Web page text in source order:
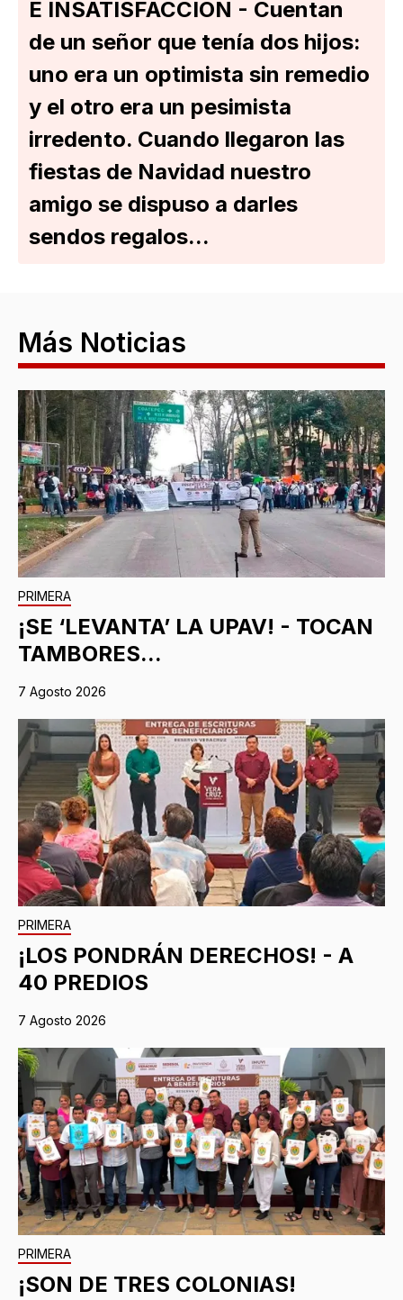
E INSATISFACCIÓN - Cuentan
de un señor que tenía dos hijos:
uno era un optimista sin remedio
y el otro era un pesimista
irredento. Cuando llegaron las
fiestas de Navidad nuestro
amigo se dispuso a darles
sendos regalos...
Más Noticias
PRIMERA
¡SE ‘LEVANTA’ LA UPAV! - TOCAN
TAMBORES...
7 Agosto 2026
PRIMERA
¡LOS PONDRÁN DERECHOS! - A
40 PREDIOS
7 Agosto 2026
PRIMERA
¡SON DE TRES COLONIAS!